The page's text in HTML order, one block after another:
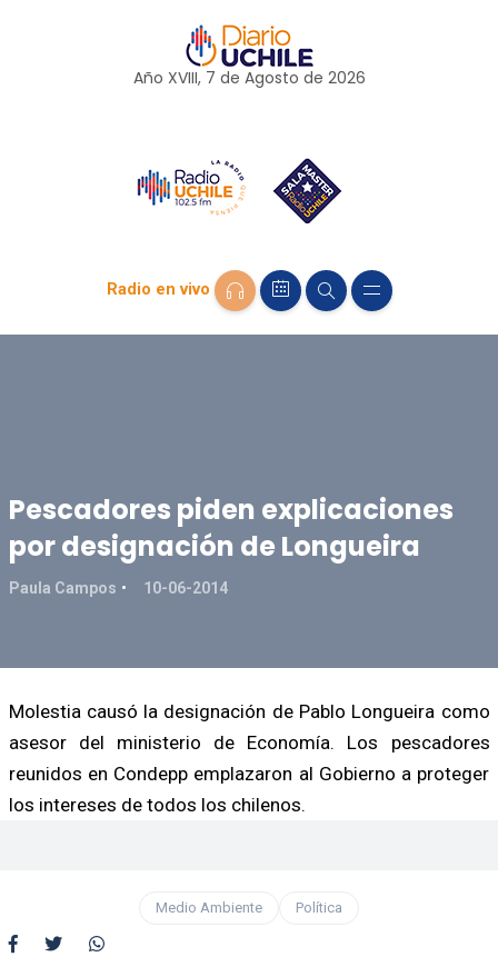
Año XVIII, 7 de Agosto de 2026
Radio en vivo
Pescadores piden explicaciones
por designación de Longueira
Paula Campos 10-06-2014
Molestia causó la designación de Pablo Longueira como
asesor del ministerio de Economía. Los pescadores
reunidos en Condepp emplazaron al Gobierno a proteger
los intereses de todos los chilenos.
Medio Ambiente Política